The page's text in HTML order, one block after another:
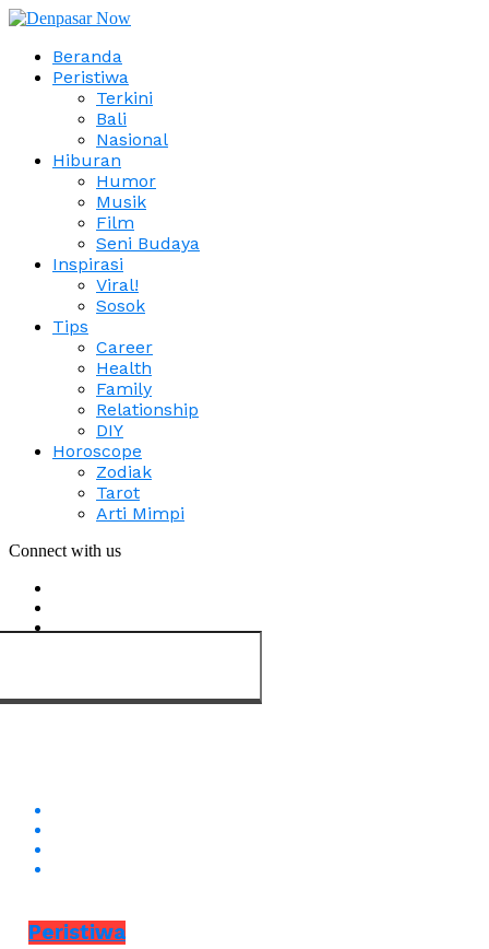
Beranda
Peristiwa
Terkini
Bali
Nasional
Hiburan
Humor
Musik
Film
Seni Budaya
Inspirasi
Viral!
Sosok
Tips
Career
Health
Family
Relationship
DIY
Horoscope
Zodiak
Tarot
Arti Mimpi
Connect with us
Peristiwa